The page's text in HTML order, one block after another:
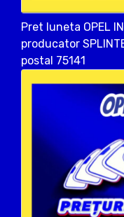
Pret luneta OPEL
producator
postal 75141